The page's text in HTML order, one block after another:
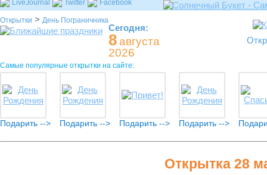
LiveJournal Twitter Facebook
Открытки > День Пограничника
Сегодня:
8августа
2026
Самые популярные открытки на сайте:
Подарить --> Подарить --> Подарить --> Подарить -->
Открытка 28